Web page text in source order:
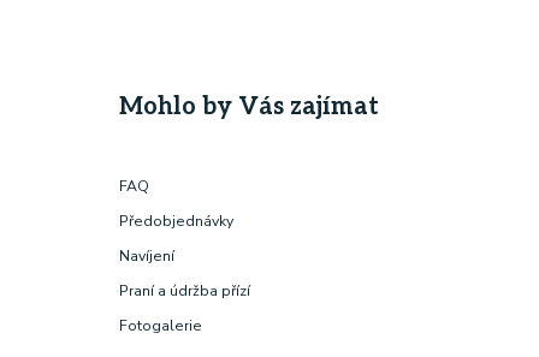
Mohlo by Vás zajímat
FAQ
Předobjednávky
Navíjení
Praní a údržba přízí
Fotogalerie